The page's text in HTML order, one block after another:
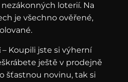
loterií. Na
je všechno ověřené,
– Koupili jste si výherní
ještě v prodejně
šťastnou novinu, tak si